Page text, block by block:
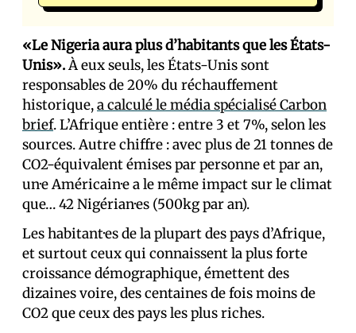
«Le Nigeria aura plus d’habitants que les États-
Unis».À eux seuls, les États-Unis sont
responsables de 20% du réchauffement
historique,a calculé le média spécialisé Carbon
brief. L’Afrique entière : entre 3 et 7%, selon les
sources. Autre chiffre : avec plus de 21 tonnes de
CO2-équivalent émises par personne et par an,
un·e Américain·e a le même impact sur le climat
que… 42 Nigérian·es (500kg par an).
Les habitant·es de la plupart des pays d’Afrique,
et surtout ceux qui connaissent la plus forte
croissance démographique, émettent des
dizaines voire, des centaines de fois moins de
CO2 que ceux des pays les plus riches.